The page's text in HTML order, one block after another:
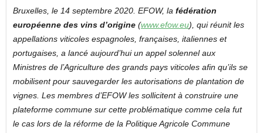
Bruxelles, le 14 septembre 2020. EFOW, la fédération
européenne des vins d’origine(www.efow.eu), qui réunit les
appellations viticoles espagnoles, françaises, italiennes et
portugaises, a lancé aujourd’hui un appel solennel aux
Ministres de l’Agriculture des grands pays viticoles afin qu’ils se
mobilisent pour sauvegarder les autorisations de plantation de
vignes. Les membres d’EFOW les sollicitent à construire une
plateforme commune sur cette problématique comme cela fut
le cas lors de la réforme de la Politique Agricole Commune